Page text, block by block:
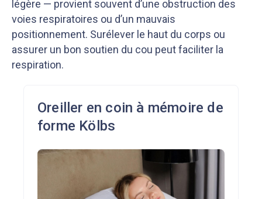
légère — provient souvent d’une obstruction des
voies respiratoires ou d’un mauvais
positionnement. Surélever le haut du corps ou
assurer un bon soutien du cou peut faciliter la
respiration.
Oreiller en coin à mémoire de
forme Kölbs